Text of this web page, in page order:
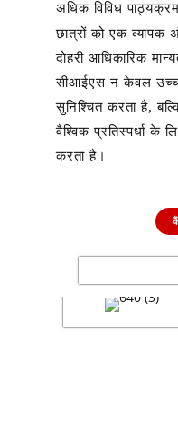
अधिक विविध
छात्रों को एक व्यापक
दोहरी आधिकारिक
सीआईएस न केवल उच्च
सुनिश्चित करता है,
वैश्विक प्रतिस्पर्धा के
करता है।